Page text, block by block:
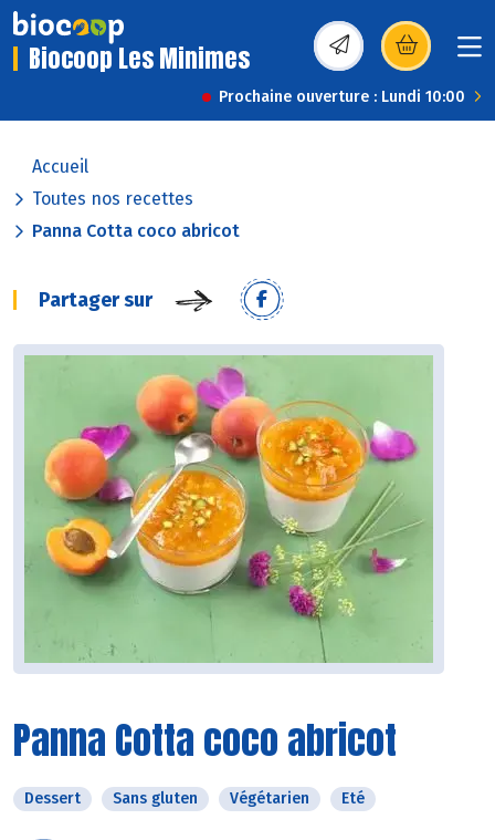
Biocoop Les Minimes (s’ouvre dans une
Prochaine ouverture : Lundi 10:00
Accueil
Toutes nos recettes
Panna Cotta coco abricot
Partager sur
Panna Cotta coco abricot
Dessert Sans gluten Végétarien Eté